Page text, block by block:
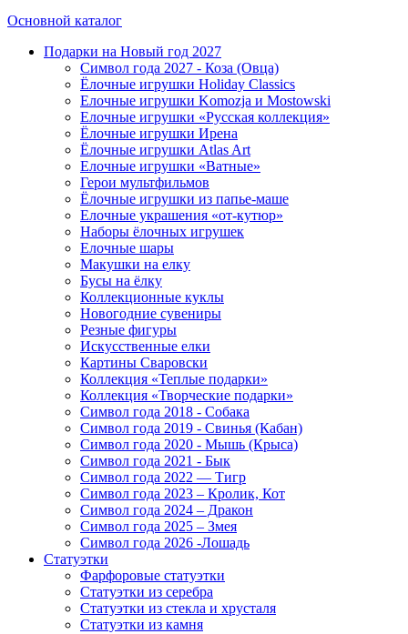
Основной каталог
Подарки на Новый год 2027
Символ года 2027 - Коза (Овца)
Ёлочные игрушки Holiday Classics
Елочные игрушки Komozja и Mostowski
Елочные игрушки «Русская коллекция»
Ёлочные игрушки Ирена
Ёлочные игрушки Atlas Art
Елочные игрушки «Ватные»
Герои мультфильмов
Ёлочные игрушки из папье-маше
Елочные украшения «от-кутюр»
Наборы ёлочных игрушек
Елочные шары
Макушки на елку
Бусы на ёлку
Коллекционные куклы
Новогодние сувениры
Резные фигуры
Искусственные елки
Картины Сваровски
Коллекция «Теплые подарки»
Коллекция «Творческие подарки»
Символ года 2018 - Собака
Символ года 2019 - Свинья (Кабан)
Символ года 2020 - Мышь (Крыса)
Символ года 2021 - Бык
Символ года 2022 — Тигр
Символ года 2023 – Кролик, Кот
Символ года 2024 – Дракон
Символ года 2025 – Змея
Символ года 2026 -Лошадь
Статуэтки
Фарфоровые статуэтки
Статуэтки из серебра
Статуэтки из стекла и хрусталя
Статуэтки из камня